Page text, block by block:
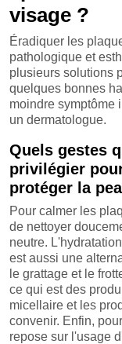
visage ?
Éradiquer les
pathologique et
plusieurs solutions
quelques bonnes
moindre symptôme
un dermatologue.
Quels gestes
privilégier
protéger la
Pour calmer les
de nettoyer
neutre.
est aussi une
le grattage et le
ce qui est des
micellaire et les
convenir. Enfin,
repose sur l'usage